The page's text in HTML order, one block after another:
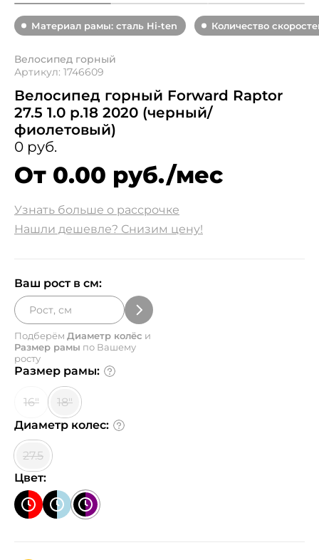
Материал рамы: сталь Hi-ten Количество
Велосипед горный
Артикул: 1746609
Велосипед горный Forward Raptor
27.5 1.0 р.18 2020 (черный/
фиолетовый)
0 руб.
От 0.00 руб./мес
Узнать больше о рассрочке
Нашли дешевле? Снизим цену!
Ваш рост в см:
Подберём Диаметр колёс и
Размер рамы по Вашему
росту
Размер рамы:
16"
18"
Диаметр колес:
27.5
Цвет: